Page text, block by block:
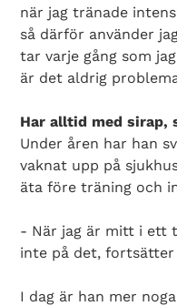
när jag tränade
så därför använder
tar varje gång som
är det aldrig
Har alltid med sirap,
Under åren har han
vaknat upp på
äta före träning och
- När jag är mitt i ett
inte på det, fortsätter
I dag är han mer